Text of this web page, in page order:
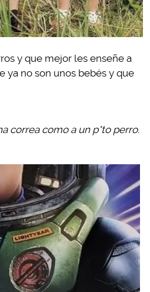
y que mejor les enseñe a
ya no son unos bebés y que
correa como a un p*to perro.